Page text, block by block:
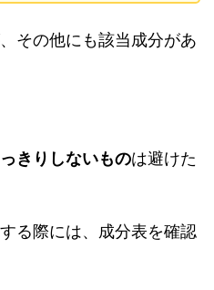
その他にも該当成分があ
きりしないものは避けた
る際には、成分表を確認